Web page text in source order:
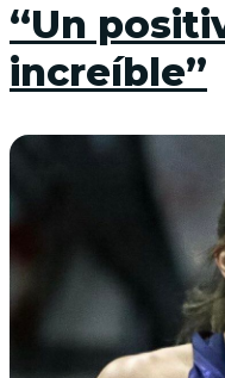
“Un
increíble”